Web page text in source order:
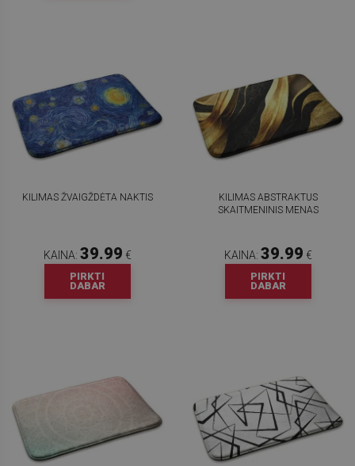
KILIMAS ŽVAIGŽDĖTA NAKTIS
KAINA: 39.99 €
PIRKTI
DABAR
KILIMAS ABSTRAKTUS
SKAITMENINIS MENAS
KAINA: 39.99 €
PIRKTI
DABAR